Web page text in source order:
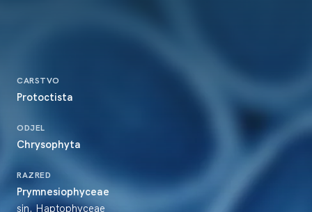
CARSTVO
Protoctista
ODJEL
Chrysophyta
RAZRED
Prymnesiophyceae
sin. Haptophyceae